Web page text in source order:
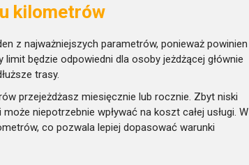
kilometrów
z najważniejszych parametrów, ponieważ powinien
będzie odpowiedni dla osoby jeżdżącej głównie
trasy.
przejeżdżasz miesięcznie lub rocznie. Zbyt niski
niepotrzebnie wpływać na koszt całej usługi. W
co pozwala lepiej dopasować warunki